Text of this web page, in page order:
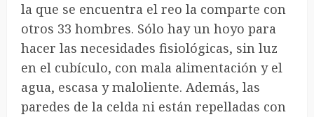
la que se encuentra el reo la comparte con
otros 33 hombres. Sólo hay un hoyo para
hacer las necesidades fisiológicas, sin luz
en el cubículo, con mala alimentación y el
agua, escasa y maloliente. Además, las
paredes de la celda ni están repelladas con